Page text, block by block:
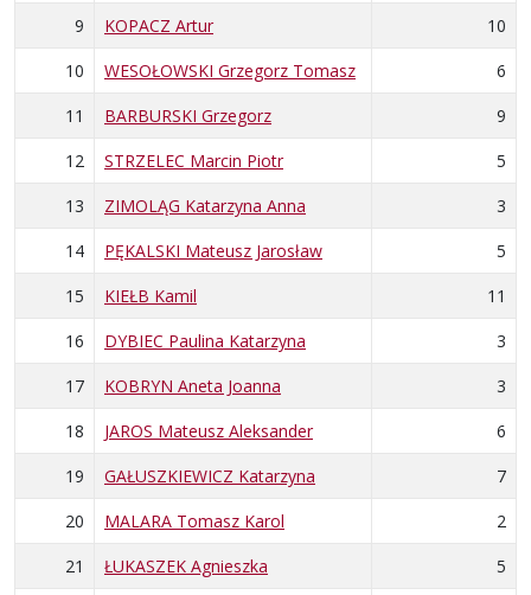
9
KOPACZ Artur
10
10
WESOŁOWSKI Grzegorz Tomasz
6
11
BARBURSKI Grzegorz
9
12
STRZELEC Marcin Piotr
5
13
ZIMOLĄG Katarzyna Anna
3
14
PĘKALSKI Mateusz Jarosław
5
15
KIEŁB Kamil
11
16
DYBIEC Paulina Katarzyna
3
17
KOBRYN Aneta Joanna
3
18
JAROS Mateusz Aleksander
6
19
GAŁUSZKIEWICZ Katarzyna
7
20
MALARA Tomasz Karol
2
21
ŁUKASZEK Agnieszka 5